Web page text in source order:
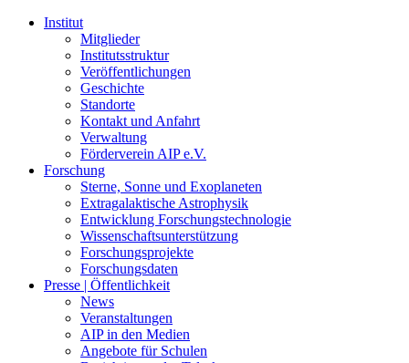
Institut
Mitglieder
Institutsstruktur
Veröffentlichungen
Geschichte
Standorte
Kontakt und Anfahrt
Verwaltung
Förderverein AIP e.V.
Forschung
Sterne, Sonne und Exoplaneten
Extragalaktische Astrophysik
Entwicklung Forschungstechnologie
Wissenschaftsunterstützung
Forschungsprojekte
Forschungsdaten
Presse | Öffentlichkeit
News
Veranstaltungen
AIP in den Medien
Angebote für Schulen